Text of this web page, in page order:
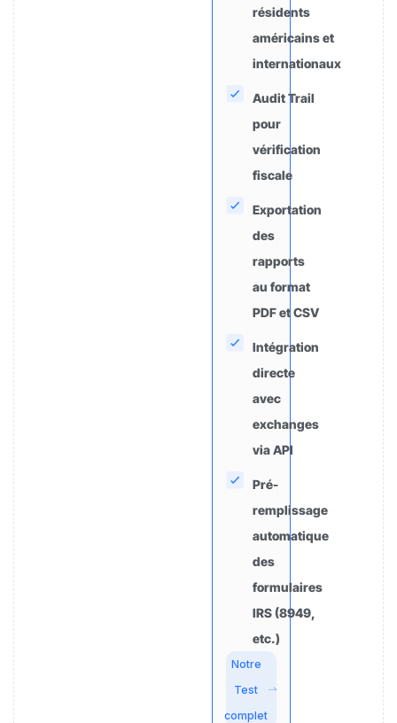
résidents
américains et
internationaux
Audit Trail
pour
vérification
fiscale
Exportation
des
rapports
au format
PDF et CSV
Intégration
directe
avec
exchanges
via API
Pré-
remplissage
automatique
des
formulaires
IRS (8949,
etc.)
Notre
Test
complet